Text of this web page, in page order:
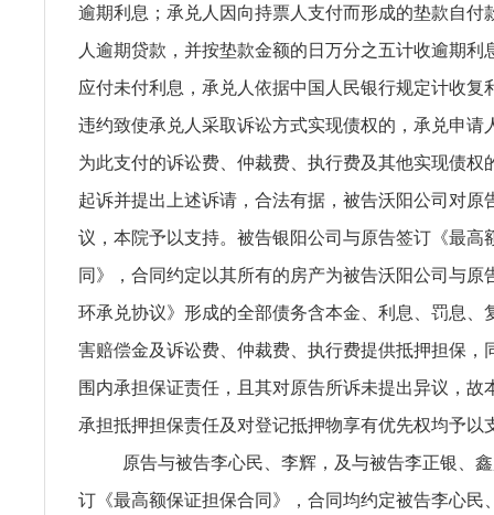
逾期利息；承兑人因向持票人支付而形成的垫款自付
人逾期贷款，并按垫款金额的日万分之五计收逾期利
应付未付利息，承兑人依据中国人民银行规定计收复
违约致使承兑人采取诉讼方式实现债权的，承兑申请
为此支付的诉讼费、仲裁费、执行费及其他实现债权
起诉并提出上述诉请，合法有据，被告沃阳公司对原
议，本院予以支持。被告银阳公司与原告签订《最高
同》，合同约定以其所有的房产为被告沃阳公司与原
环承兑协议》形成的全部债务含本金、利息、罚息、
害赔偿金及诉讼费、仲裁费、执行费提供抵押担保，
围内承担保证责任，且其对原告所诉未提出异议，故
承担抵押担保责任及对登记抵押物享有优先权均予以
原告与被告李心民、李辉，及与被告李正银、
订《最高额保证担保合同》，合同均约定被告李心民